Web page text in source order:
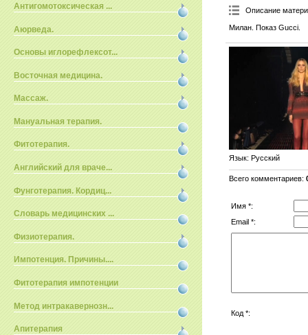
Антигомотоксическая ...
Аюрведа.
Основы иглорефлексот...
Восточная медицина.
Массаж.
Мануальная терапия.
Фитотерапия.
Английский для враче...
Фунготерапия. Кордиц...
Словарь медицинских ...
Физиотерапия.
Импотенция. Причины....
Фитотерапия импотенции
Метод интракавернозн...
Апитерапия
Описание
Милан. Показ Gucci.
Язык: Русский
Всего комментариев:
Имя *:
Email *:
Код *: